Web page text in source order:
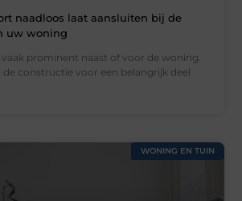
naadloos laat aansluiten bij de
uw woning
prominent naast of voor de woning.
constructie voor een belangrijk deel
WONING EN TUIN